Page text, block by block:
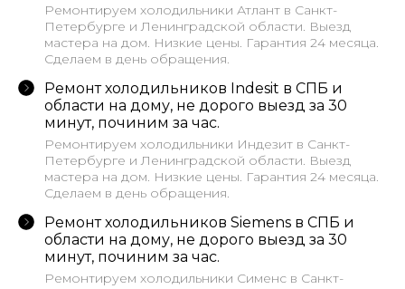
Ремонтируем холодильники Атлант в Санкт-
Петербурге и Ленинградской области. Выезд
мастера на дом. Низкие цены. Гарантия 24 месяца.
Сделаем в день обращения.
Ремонт холодильников Indesit в СПБ и
области на дому, не дорого выезд за 30
минут, починим за час.
Ремонтируем холодильники Индезит в Санкт-
Петербурге и Ленинградской области. Выезд
мастера на дом. Низкие цены. Гарантия 24 месяца.
Сделаем в день обращения.
Ремонт холодильников Siemens в СПБ и
области на дому, не дорого выезд за 30
минут, починим за час.
Ремонтируем холодильники Сименс в Санкт-